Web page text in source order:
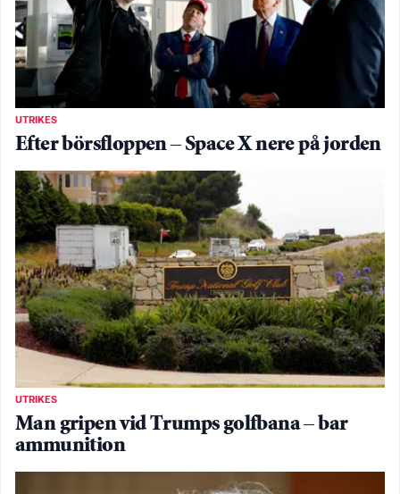
UTRIKES
Efter börsfloppen – Space X nere på jorden
UTRIKES
Man gripen vid Trumps golfbana – bar
ammunition